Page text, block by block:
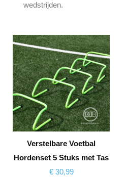
wedstrijden.
Verstelbare Voetbal
Hordenset 5 Stuks met Tas
€30,99